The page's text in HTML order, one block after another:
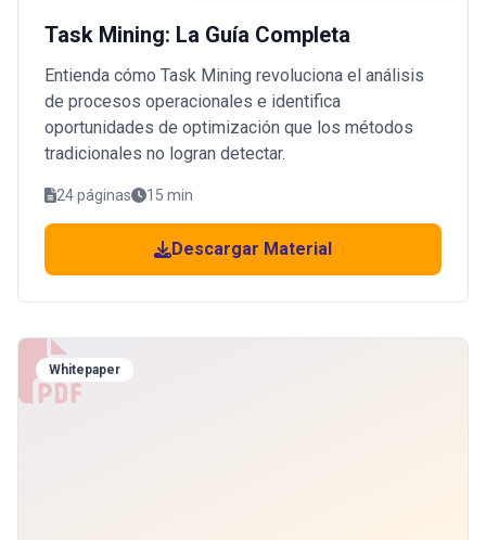
Task Mining: La Guía Completa
Entienda cómo Task Mining revoluciona el análisis
de procesos operacionales e identifica
oportunidades de optimización que los métodos
tradicionales no logran detectar.
24 páginas 15 min
Descargar Material
Whitepaper